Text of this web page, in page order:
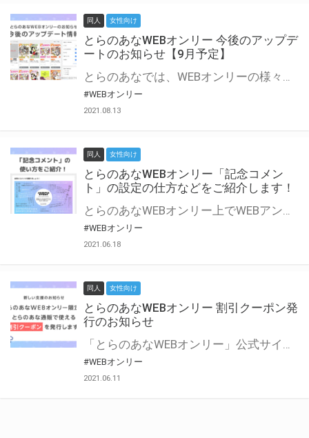
同人 女性向け
とらのあなWEBオンリー 今後のアップデ
ートのお知らせ【9月予定】
とらのあなでは、WEBオンリーの様々な支援を実施しています。 今回は2021年9月に実装を予定しているアップデート情報についてご紹介いたします。 とらのあなWEBオンリーサイトはこちら
#WEBオンリー
2021.08.13
同人 女性向け
とらのあなWEBオンリー「記念コメン
ト」の設定の仕方などをご紹介します！
とらのあなWEBオンリー上でWEBアンソロジーが作成できる「記念コメント」について、その使い方や作成手順を解説します！ 支援タイプを「サークル参加型」「サークル参加型・マルシェ(イベント会場)機能付き」でお申し込みいただいている主催者様はぜひご活用ください♪ とらのあなWEBオンリーサイトはこちら
#WEBオンリー
2021.06.18
同人 女性向け
とらのあなWEBオンリー 割引クーポン発
行のお知らせ
「とらのあなWEBオンリー」公式サイトでとらのあな通販の「割引クーポン」を配布中！ イベントごとに開催当日限定で使える割引クーポンのシリアルコードを発行します。 とらのあなWEBオンリーのページをチェックして、イベント当日にお得にお買い物を楽しみましょう♪ ※本キャンペーンは予告なく終了する場合がございます。 とらのあなWEBオンリーサイトはこちら
#WEBオンリー
2021.06.11